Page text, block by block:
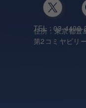
TEL : 03-4400-
住所 : 東京都豊
第2コミヤビリ